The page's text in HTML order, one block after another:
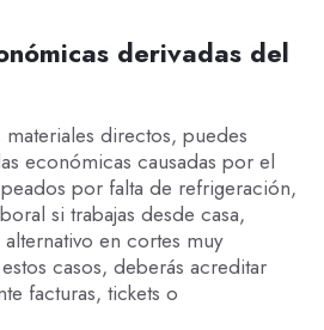
derivadas del
directos, puedes
económicas causadas por el
por falta de refrigeración,
si trabajas desde casa,
en cortes muy
casos, deberás acreditar
facturas, tickets o